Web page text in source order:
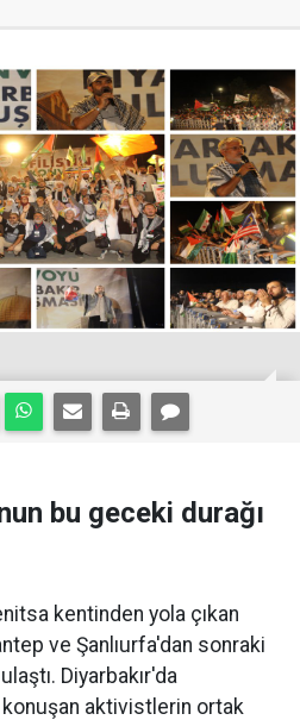
bu geceki durağı
kentinden yola çıkan
ve Şanlıurfa'dan sonraki
Diyarbakır'da
aktivistlerin ortak